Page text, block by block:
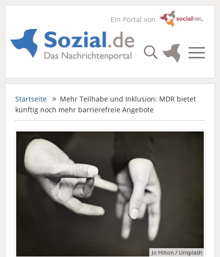
Ein Portal von
Startseite
Mehr Teilhabe und Inklusion: MDR bietet
künftig noch mehr barrierefreie Angebote
Jo Hilton / Unsplash